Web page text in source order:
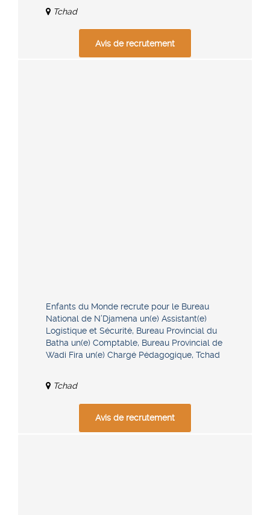
Tchad
Avis de recrutement
Enfants du Monde recrute pour le Bureau
National de N’Djamena un(e) Assistant(e)
Logistique et Sécurité, Bureau Provincial du
Batha un(e) Comptable, Bureau Provincial de
Wadi Fira un(e) Chargé Pédagogique, Tchad
Tchad
Avis de recrutement